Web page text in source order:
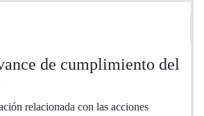
de cumplimiento del
relacionada con las acciones